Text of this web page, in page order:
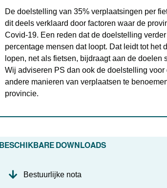
De doelstelling van 35% verplaatsingen per
dit deels verklaard door factoren waar de
Covid-19. Een reden dat de doelstelling
percentage mensen dat loopt. Dat leidt tot het
lopen, net als fietsen, bijdraagt aan de
Wij adviseren PS dan ook de doelstelling
andere manieren van verplaatsen te
provincie.
BESCHIKBARE DOWNLOADS
Bestuurlijke nota